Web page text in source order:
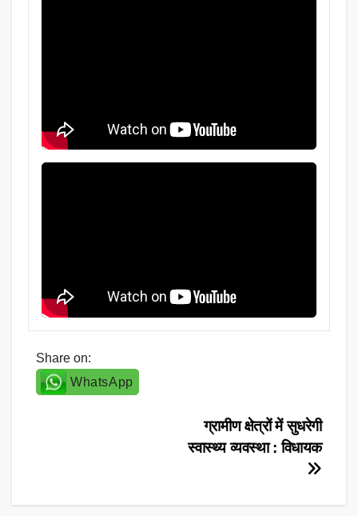
Share on:
WhatsApp
ग्रामीण क्षेत्रों में सुधरेगी
स्वास्थ्य व्यवस्था : विधायक